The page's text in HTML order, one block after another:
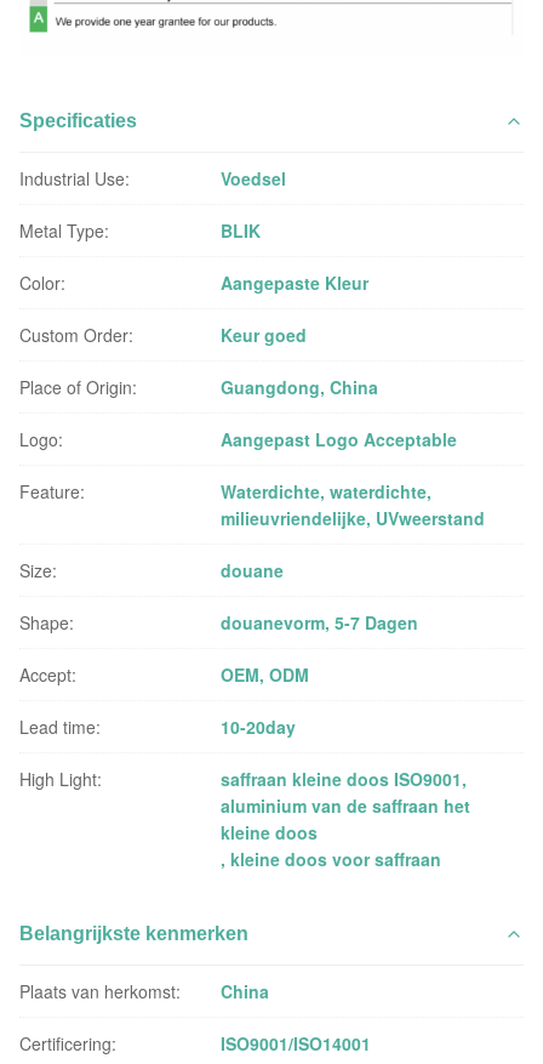
Specificaties
Industrial Use: Voedsel
Metal Type: BLIK
Color: Aangepaste Kleur
Custom Order: Keur goed
Place of Origin: Guangdong, China
Logo: Aangepast Logo Acceptable
Feature:
Waterdichte, waterdichte,
milieuvriendelijke, UVweerstand
Size: douane
Shape: douanevorm, 5-7 Dagen
Accept: OEM, ODM
Lead time: 10-20day
High Light: saffraan kleine doos ISO9001,
aluminium van de saffraan het
kleine doos
,kleine doos voor saffraan
Belangrijkste kenmerken
Plaats van herkomst: China
Certificering: ISO9001/ISO14001